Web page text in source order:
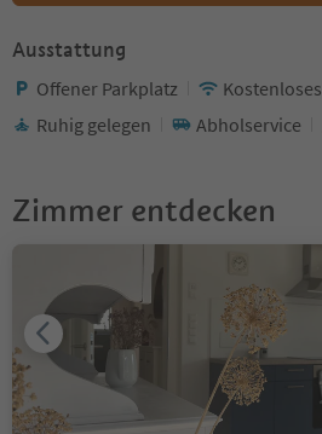
Ausstattung
Offener Parkplatz
Ruhig gelegen
Abholservice
Zimmer entdecken